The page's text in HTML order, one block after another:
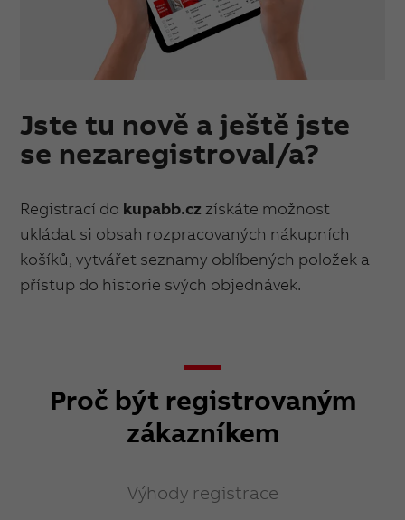
Jste tu nově a ještě jste
se nezaregistroval/a?
Registrací do kupabb.cz získáte možnost
ukládat si obsah rozpracovaných nákupních
košíků, vytvářet seznamy oblíbených položek a
přístup do historie svých objednávek.
Proč být registrovaným
zákazníkem
Výhody registrace